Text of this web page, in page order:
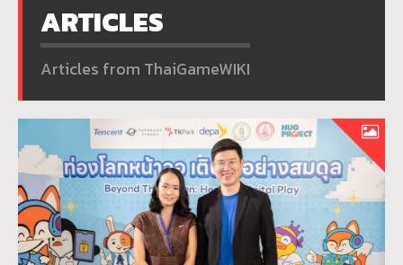
ARTICLES
Articles from ThaiGameWIKI